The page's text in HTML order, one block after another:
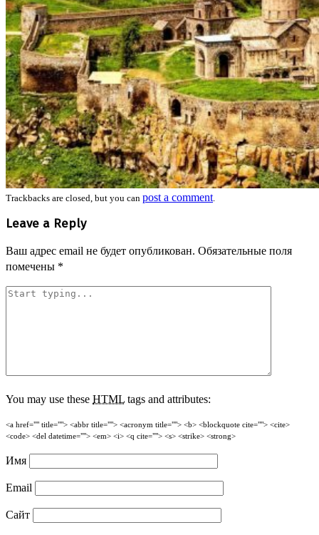
Trackbacks are closed, but you can post a comment.
Leave a Reply
Ваш адрес email не будет опубликован. Обязательные поля
помечены *
You may use these HTML tags and attributes:
<a href="" title=""> <abbr title=""> <acronym title=""> <b> <blockquote cite=""> <cite>
<code> <del datetime=""> <em> <i> <q cite=""> <s> <strike> <strong>
Имя
Email
Сайт